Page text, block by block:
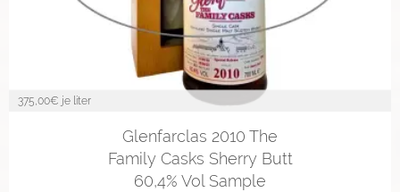
375,00€ je liter
Glenfarclas 2010 The
Family Casks Sherry Butt
60,4% Vol Sample